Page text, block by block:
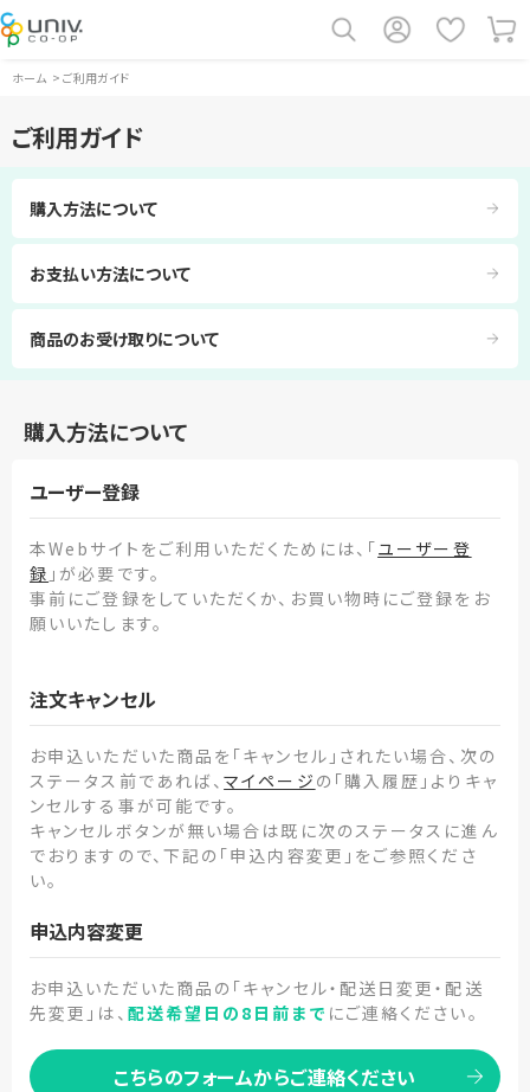
ホーム > ご利用ガイド
ご利用ガイド
購入方法について
お支払い方法について
商品のお受け取りについて
購入方法について
ユーザー登録
本Webサイトをご利用いただくためには、「ユーザー登
録 」が必要です。
事前にご登録をしていただくか、お買い物時にご登録をお
願いいたします。
注文キャンセル
お申込いただいた商品を「キャンセル」されたい場合、次の
ステータス前であれば、マイページ の「購入履歴」よりキャ
ンセルする事が可能です。
キャンセルボタンが無い場合は既に次のステータスに進ん
でおりますので、下記の「申込内容変更」をご参照くださ
い。
申込内容変更
お申込いただいた商品の「キャンセル・配送日変更・配送
先変更」は、 配送希望日の8日前まで にご連絡ください。
こちらのフォームからご連絡ください